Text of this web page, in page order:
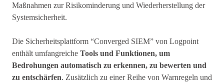
Maßnahmen zur Risikominderung und Wiederherstellung der
Systemsicherheit.
Die Sicherheitsplattform “Converged SIEM” von Logpoint
enthält umfangreiche Tools und Funktionen, um
Bedrohungen automatisch zu erkennen, zu bewerten und
zu entschärfen. Zusätzlich zu einer Reihe von Warnregeln und